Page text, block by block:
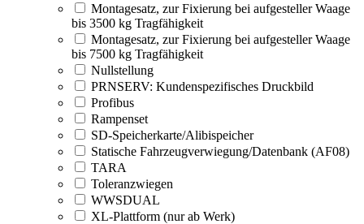
Montagesatz, zur Fixierung bei aufgesteller Waage
bis 3500 kg Tragfähigkeit
Montagesatz, zur Fixierung bei aufgesteller Waage
bis 7500 kg Tragfähigkeit
Nullstellung
PRNSERV: Kundenspezifisches Druckbild
Profibus
Rampenset
SD-Speicherkarte/Alibispeicher
Statische Fahrzeugverwiegung/Datenbank (AF08)
TARA
Toleranzwiegen
WWSDUAL
XL-Plattform (nur ab Werk)